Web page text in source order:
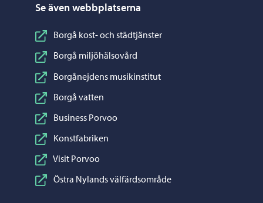
Se även webbplatserna
Borgå kost- och städtjänster
Borgå miljöhälsovård
Borgånejdens musikinstitut
Borgå vatten
Business Porvoo
Konstfabriken
Visit Porvoo
Östra Nylands välfärdsområde